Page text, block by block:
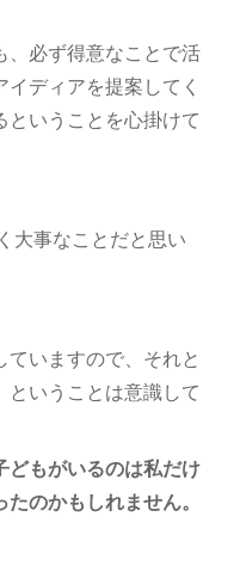
、必ず得意なことで活
ディアを提案してく
いうことを心掛けて
事なことだと思い
いますので、それと
いうことは意識して
どもがいるのは私だけ
のかもしれません。